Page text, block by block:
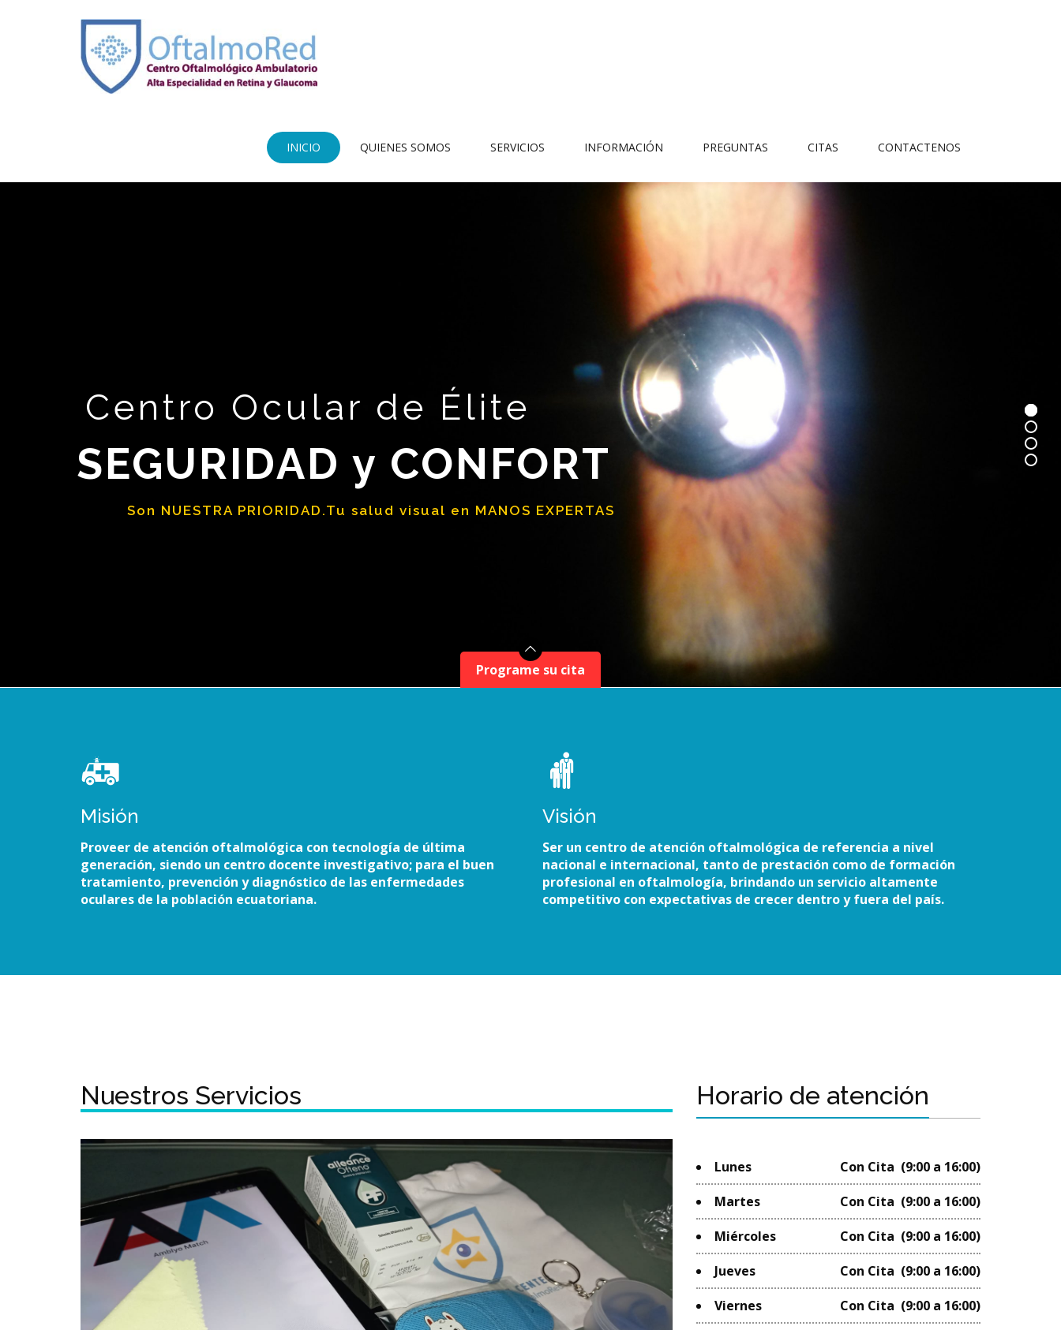
INICIO QUIENES SOMOS SERVICIOS INFORMACIÓN PREGUNTAS CITAS CONTACTENOS
Centro Ocular de Élite
SEGURIDAD y CONFORT
Son NUESTRA PRIORIDAD.Tu salud visual en MANOS EXPERTAS
Programe su cita
Misión
Proveer de atención oftalmológica con tecnología de última
generación, siendo un centro docente investigativo; para el buen
tratamiento, prevención y diagnóstico de las enfermedades
oculares de la población ecuatoriana.
Visión
Ser un centro de atención oftalmológica de referencia a nivel
nacional e internacional, tanto de prestación como de formación
profesional en oftalmología, brindando un servicio altamente
competitivo con expectativas de crecer dentro y fuera del país.
Nuestros Servicios Horario de atención
Lunes
Con Cita (9:00 a 16:00)
Martes
Con Cita (9:00 a 16:00)
Miércoles
Con Cita (9:00 a 16:00)
Jueves
Con Cita (9:00 a 16:00)
Viernes
Con Cita (9:00 a 16:00)